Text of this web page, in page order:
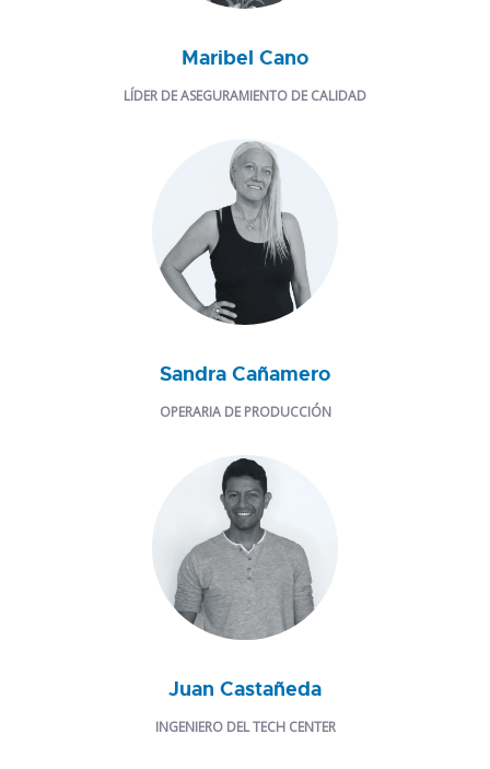
Maribel Cano
LÍDER DE ASEGURAMIENTO DE CALIDAD
Sandra Cañamero
OPERARIA DE PRODUCCIÓN
Juan Castañeda
INGENIERO DEL TECH CENTER